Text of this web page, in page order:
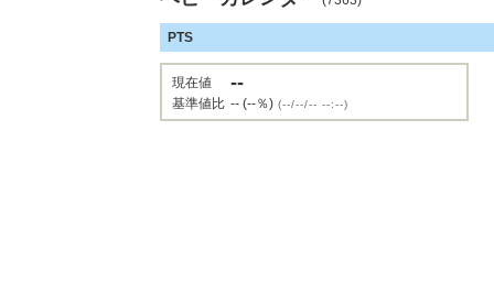
PTS
現在値 --
基準値比 -- (--％) (--/--/-- --:--)